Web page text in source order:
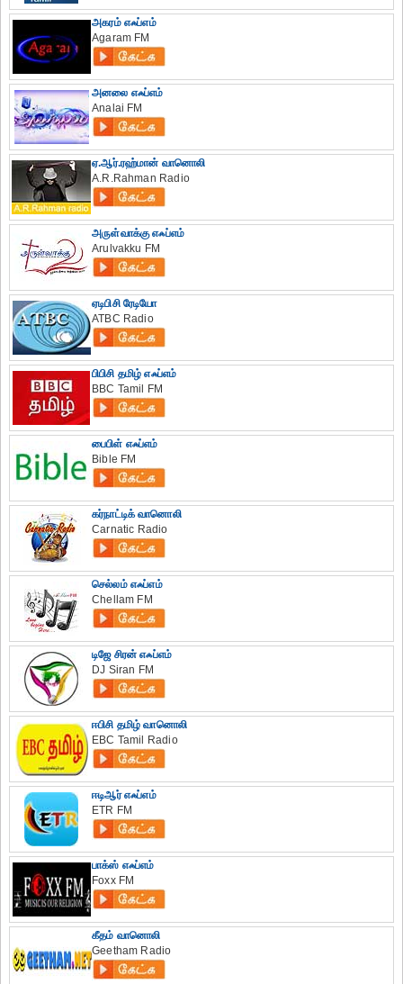
அகரம் எஃப்எம்
Agaram FM
அனலை எஃப்எம்
Analai FM
ஏ.ஆர்.ரஹ்மான் வானொலி
A.R.Rahman Radio
அருள்வாக்கு எஃப்எம்
Arulvakku FM
ஏடிபிசி ரேடியோ
ATBC Radio
பிபிசி தமிழ் எஃப்எம்
BBC Tamil FM
பைபிள் எஃப்எம்
Bible FM
கர்நாட்டிக் வானொலி
Carnatic Radio
செல்லம் எஃப்எம்
Chellam FM
டிஜே சிரன் எஃப்எம்
DJ Siran FM
ஈபிசி தமிழ் வானொலி
EBC Tamil Radio
ஈடிஆர் எஃப்எம்
ETR FM
பாக்ஸ் எஃப்எம்
Foxx FM
கீதம் வானொலி
Geetham Radio